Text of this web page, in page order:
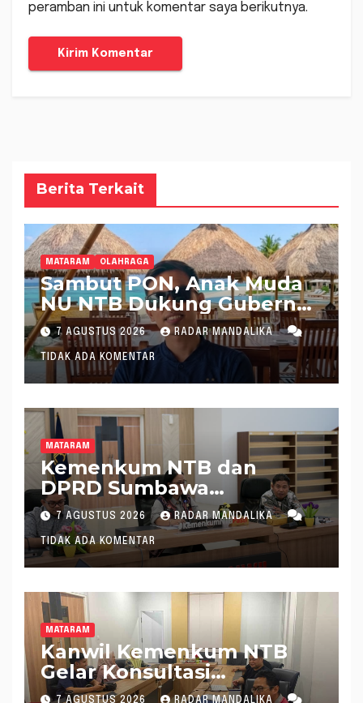
peramban ini untuk komentar saya berikutnya.
Berita Terkait
MATARAM OLAHRAGA
Sambut PON, Anak Muda
NU NTB Dukung Gubernur
Pimpin KONI NTB
7 AGUSTUS 2026 RADAR MANDALIKA
TIDAK ADA KOMENTAR
MATARAM
Kemenkum NTB dan
DPRD Sumbawa
Mantapkan Rencana
Pembentukan 8 Raperda
Inisiatif
7 AGUSTUS 2026 RADAR MANDALIKA
TIDAK ADA KOMENTAR
MATARAM
Kanwil Kemenkum NTB
Gelar Konsultasi
Penghitungan Kebutuhan
7 AGUSTUS 2026 RADAR MANDALIKA